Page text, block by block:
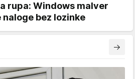
rupa: Windows malver
bez lozinke